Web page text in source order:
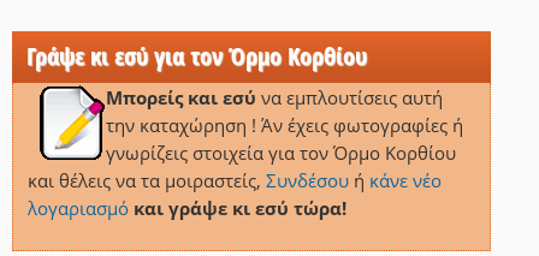
Γράψε κι εσύ για τον Όρμο Κορθίου
Μπορείς και εσύ να εμπλουτίσεις αυτή
την καταχώρηση ! Άν έχεις φωτογραφίες ή
γνωρίζεις στοιχεία για τον Όρμο Κορθίου
και θέλεις να τα μοιραστείς, Συνδέσουή κάνε νέο
λογαριασμό και γράψε κι εσύ τώρα!